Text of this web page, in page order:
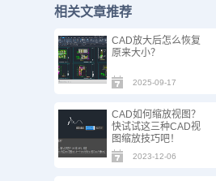
相关文章推荐
CAD放大后怎么恢复
原来大小？
2025-09-17
CAD如何缩放视图？
快试试这三种CAD视
图缩放技巧吧！
2023-12-06